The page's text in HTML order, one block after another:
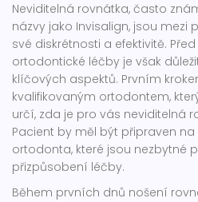
Neviditelná rovnátka, často
názvy jako Invisalign, jsou
své diskrétnosti a efektivitě.
ortodontické léčby je však
klíčových aspektů. Prvním
kvalifikovaným ortodontem,
určí, zda je pro vás neviditelná
Pacient by měl být připraven
ortodonta, které jsou nezbytné
přizpůsobení léčby.
Během prvních dnů nošení